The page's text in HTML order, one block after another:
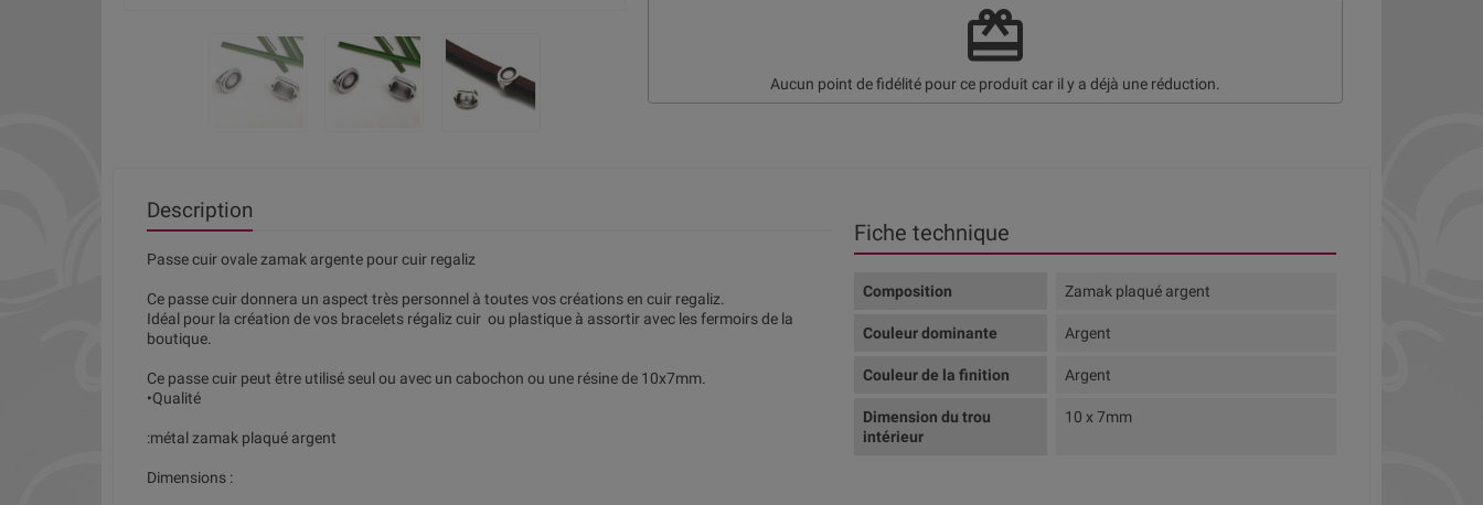
redeem
Aucun point de fidélité pour ce produit car il y a déjà une réduction.
Description
Passe cuir ovale zamak argente pour cuir regaliz
Ce passe cuir donnera un aspect très personnel à toutes vos créations en cuir regaliz.
Idéal pour la création de vos bracelets régaliz cuir ou plastique à assortir avec les fermoirs de la
boutique.
Ce passe cuir peut être utilisé seul ou avec un cabochon ou une résine de 10x7mm.
•Qualité
:métal zamak plaqué argent
Dimensions :
Fiche technique
Composition Zamak plaqué argent
Couleur dominante Argent
Couleur de la finition Argent
Dimension du trou
intérieur
10 x 7mm